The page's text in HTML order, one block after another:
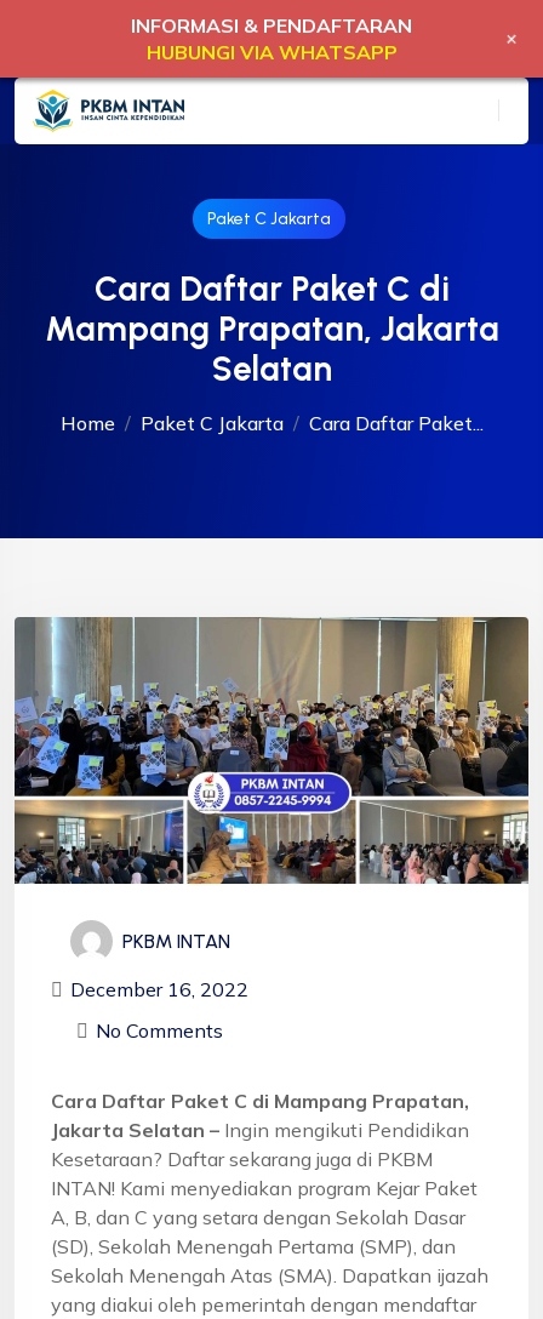
Paket C Jakarta
Cara Daftar Paket C di
Mampang Prapatan, Jakarta
Selatan
Home Paket C Jakarta Cara Daftar Paket...
PKBM INTAN
December 16, 2022
No Comments
Cara Daftar Paket C di Mampang Prapatan,
Jakarta Selatan – Ingin mengikuti Pendidikan
Kesetaraan? Daftar sekarang juga di PKBM
INTAN! Kami menyediakan program Kejar Paket
A, B, dan C yang setara dengan Sekolah Dasar
(SD), Sekolah Menengah Pertama (SMP), dan
Sekolah Menengah Atas (SMA). Dapatkan ijazah
yang diakui oleh pemerintah dengan mendaftar
INFORMASI & PENDAFTARAN
HUBUNGI VIA WHATSAPP
+